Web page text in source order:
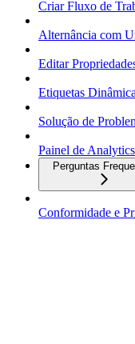
Criar Fluxo de
Alternância com
Editar
Etiquetas
Solução de
Painel de
Perguntas
Conformidade e